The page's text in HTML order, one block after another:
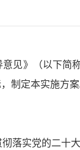
见》（以下
制定本实施方案
落实党的二